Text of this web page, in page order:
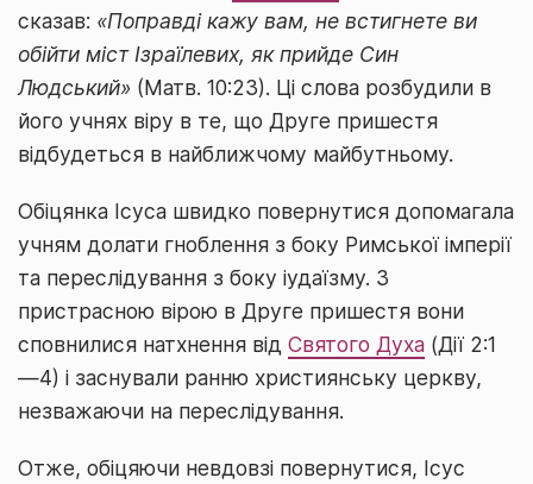
сказав: «Поправді кажу вам, не встигнете ви
обійти міст Ізраїлевих, як прийде Син
Людський» (Матв. 10:23). Ці слова розбудили в
його учнях віру в те, що Друге пришестя
відбудеться в найближчому майбутньому.
Обіцянка Ісуса швидко повернутися допомагала
учням долати гноблення з боку Римської імперії
та переслідування з боку іудаїзму. З
пристрасною вірою в Друге пришестя вони
сповнилися натхнення від Святого Духа (Дії 2:1
—4) і заснували ранню християнську церкву,
незважаючи на переслідування.
Отже, обіцяючи невдовзі повернутися, Ісус